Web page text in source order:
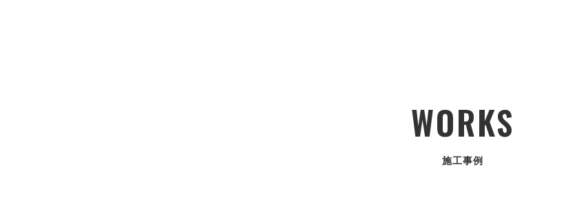
WORKS
施工事例